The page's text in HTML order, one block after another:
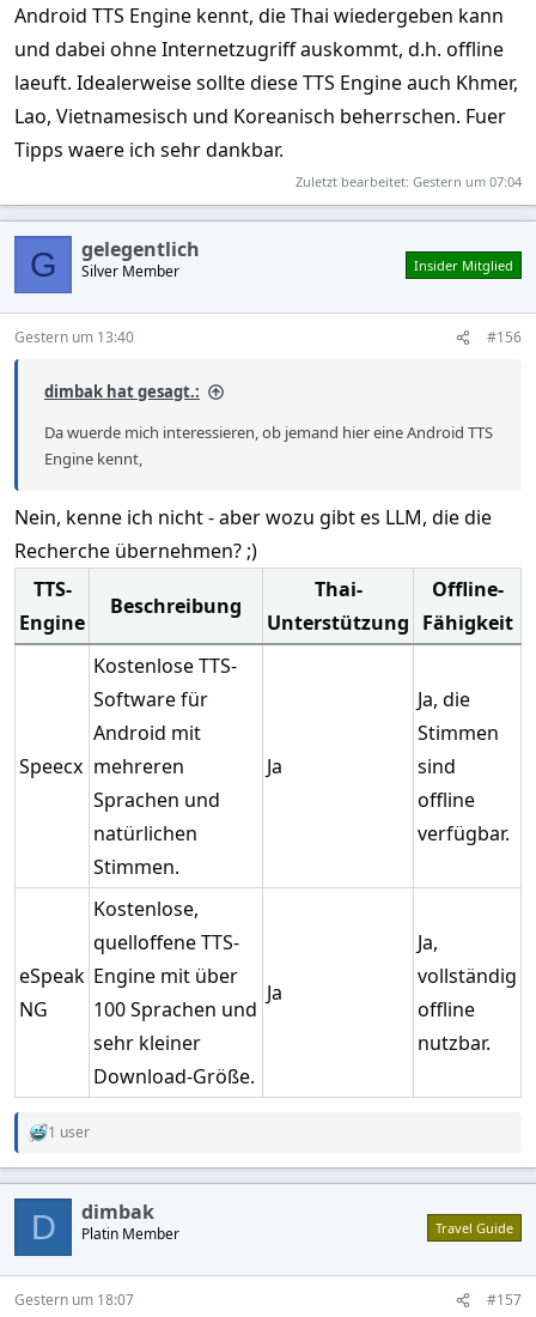
Android TTS Engine kennt, die Thai wiedergeben kann
und dabei ohne Internetzugriff auskommt, d.h. offline
laeuft. Idealerweise sollte diese TTS Engine auch Khmer,
Lao, Vietnamesisch und Koreanisch beherrschen. Fuer
Tipps waere ich sehr dankbar.
Zuletzt bearbeitet: Gestern um 07:04
G gelegentlich
Silver Member Insider Mitglied
Gestern um 13:40 #156
dimbak hat gesagt.:
Da wuerde mich interessieren, ob jemand hier eine Android TTS
Engine kennt,
Nein, kenne ich nicht - aber wozu gibt es LLM, die die
Recherche übernehmen? ;)
TTS-
Engine
Beschreibung
Thai-
Unterstützung
Offline-
Fähigkeit
Speecx
Kostenlose TTS-
Software für
Android mit
mehreren
Sprachen und
natürlichen
Stimmen.
Ja
Ja, die
Stimmen
sind
offline
verfügbar.
eSpeak
NG
Kostenlose,
quelloffene TTS-
Engine mit über
100 Sprachen und
sehr kleiner
Download-Größe.
Ja
Ja,
vollständig
offline
nutzbar.
R
a
c
o
n
s
1 user
D dimbak
Platin Member Travel Guide
Gestern um 18:07 #157